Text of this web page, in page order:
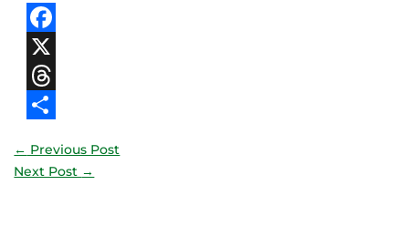
Facebook
X
Threads
← Previous Post
Next Post →